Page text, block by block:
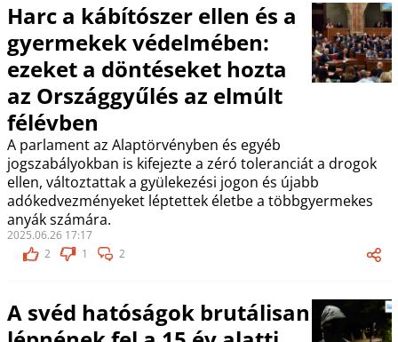
Harc a kábítószer ellen és a
gyermekek védelmében:
ezeket a döntéseket hozta
az Országgyűlés az elmúlt
félévben
A parlament az Alaptörvényben és egyéb
jogszabályokban is kifejezte a zéró toleranciát a drogok
ellen, változtattak a gyülekezési jogon és újabb
adókedvezményeket léptettek életbe a többgyermekes
anyák számára.
2025.06.26 17:17
2
1 2
A svéd hatóságok brutálisan